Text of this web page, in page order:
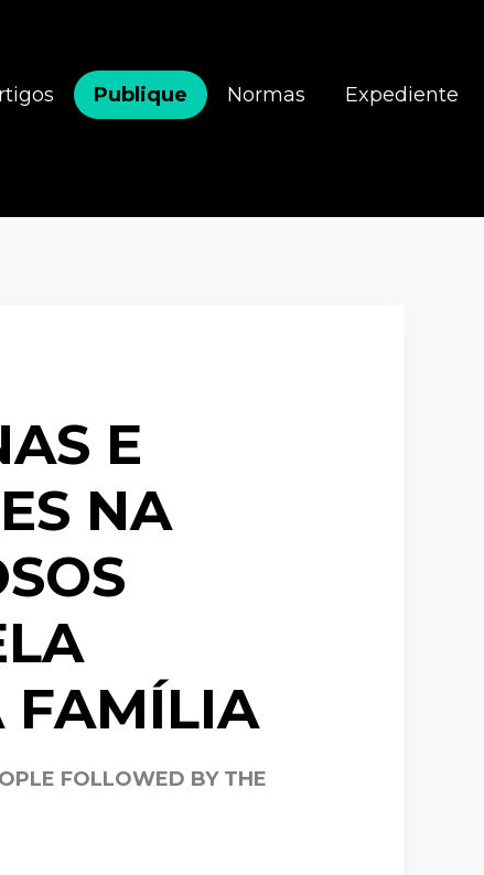
Publique Normas Expediente
E
NA
FAMÍLIA
FOLLOWED BY THE